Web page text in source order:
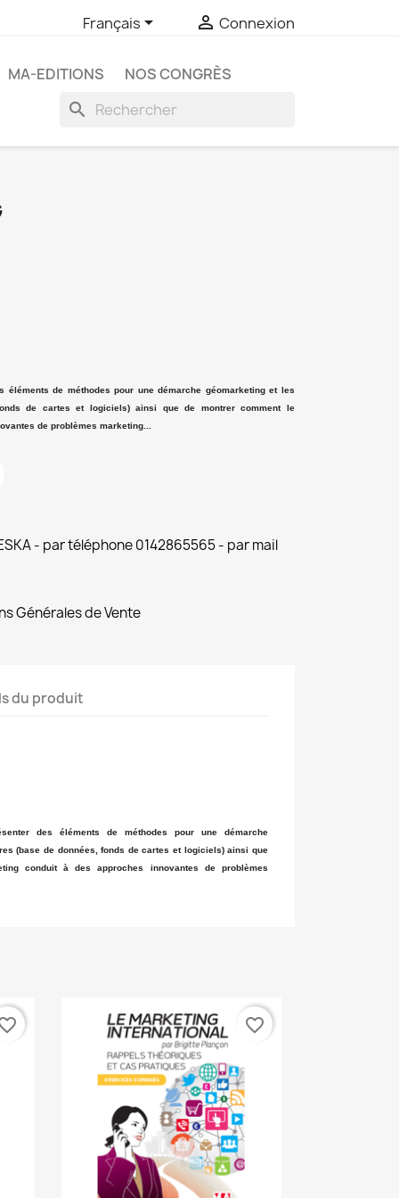
Français  Connexion
MA-EDITIONS NOS CONGRÈS
search
de méthodes pour une démarche géomarketing et les
de cartes et logiciels) ainsi que de montrer comment le
de problèmes marketing...
- par téléphone 0142865565 - par mail
Générales de Vente
du produit
des éléments de méthodes pour une démarche
(base de données, fonds de cartes et logiciels) ainsi que
conduit à des approches innovantes de problèmes
favorite_border